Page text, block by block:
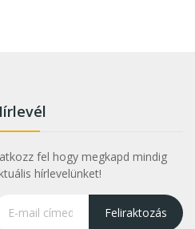
fel hogy megkapd mindig
hírlevelünket!
Feliraktozás